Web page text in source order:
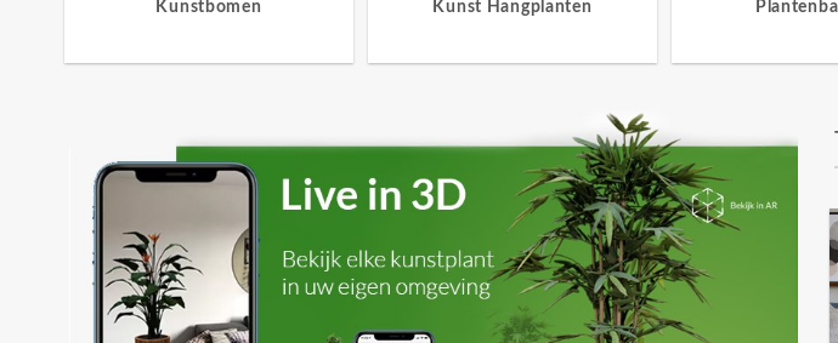
Kunstbomen Kunst Hangplanten